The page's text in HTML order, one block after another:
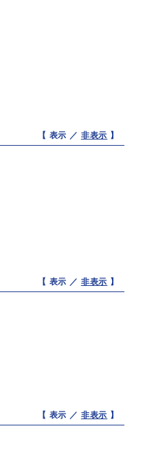
【 表示 ／ 非表示 】
【 表示 ／ 非表示 】
【 表示 ／ 非表示 】